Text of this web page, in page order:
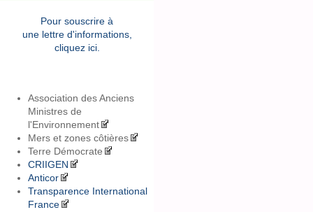
Pour souscrire à
une lettre d'informations,
cliquez ici.
Association des Anciens
Ministres de
l'Environnement
Mers et zones côtières
Terre Démocrate
CRIIGEN
Anticor
Transparence International
France